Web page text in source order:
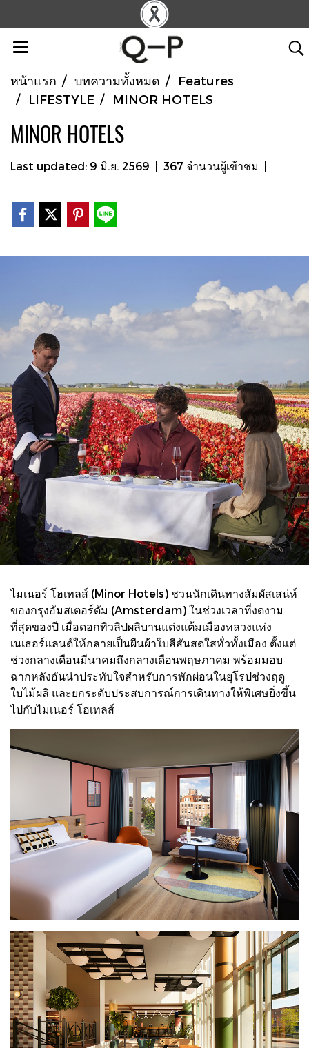
หน้าแรก บทความทั้งหมด
Features
LIFESTYLE
MINOR HOTELS
MINOR HOTELS
Last updated: 9 มิ.ย. 2569 367 จำนวนผู้เข้าชม
ไมเนอร์ โฮเทลส์ (Minor Hotels) ชวนนักเดินทางสัมผัสเสน่ห์
ของกรุงอัมสเตอร์ดัม (Amsterdam) ในช่วงเวลาที่งดงาม
ที่สุดของปี เมื่อดอกทิวลิปผลิบานแต่งแต้มเมืองหลวงแห่ง
เนเธอร์แลนด์ให้กลายเป็นผืนผ้าใบสีสันสดใสทั่วทั้งเมือง ตั้งแต่
ช่วงกลางเดือนมีนาคมถึงกลางเดือนพฤษภาคม พร้อมมอบ
ฉากหลังอันน่าประทับใจสำหรับการพักผ่อนในยุโรปช่วงฤดู
ใบไม้ผลิ และยกระดับประสบการณ์การเดินทางให้พิเศษยิ่งขึ้น
ไปกับไมเนอร์ โฮเทลส์